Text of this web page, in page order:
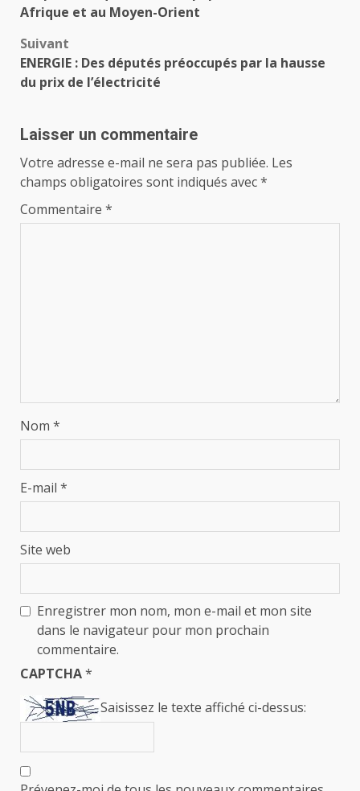
Afrique et au Moyen-Orient
Suivant
ENERGIE : Des députés préoccupés par la hausse
du prix de l’électricité
Laisser un commentaire
Votre adresse e-mail ne sera pas publiée. Les
champs obligatoires sont indiqués avec*
Commentaire *
Nom *
E-mail *
Site web
Enregistrer mon nom, mon e-mail et mon site
dans le navigateur pour mon prochain
commentaire.
CAPTCHA*
Saisissez le texte affiché ci-dessus: